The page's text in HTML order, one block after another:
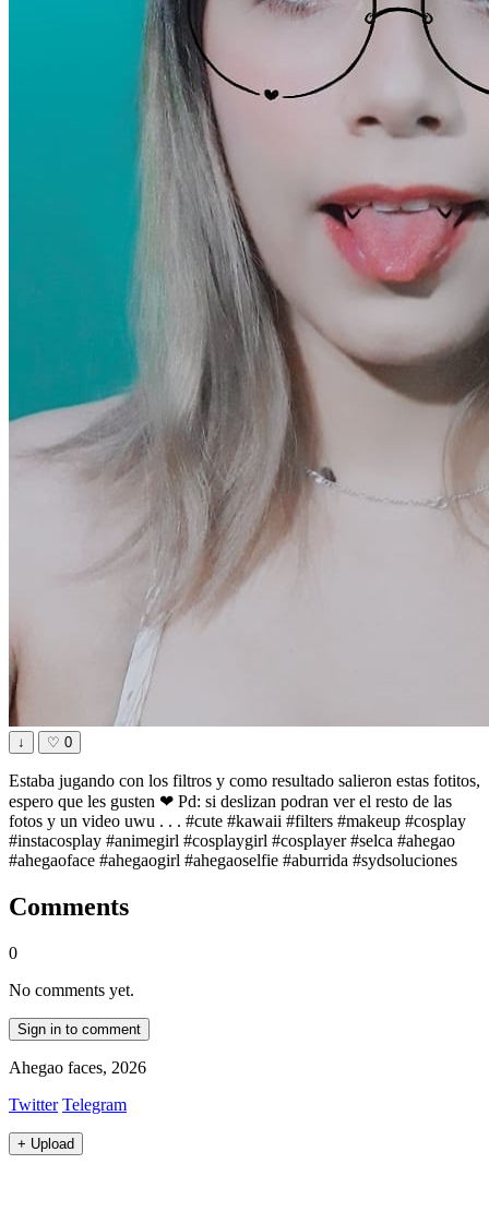
↓ ♡ 0
Estaba jugando con los filtros y como resultado salieron estas fotitos,
espero que les gusten ❤ Pd: si deslizan podran ver el resto de las
fotos y un video uwu . . . #cute #kawaii #filters #makeup #cosplay
#instacosplay #animegirl #cosplaygirl #cosplayer #selca #ahegao
#ahegaoface #ahegaogirl #ahegaoselfie #aburrida #sydsoluciones
Comments
0
No comments yet.
Sign in to comment
Ahegao faces, 2026
Twitter Telegram
+ Upload